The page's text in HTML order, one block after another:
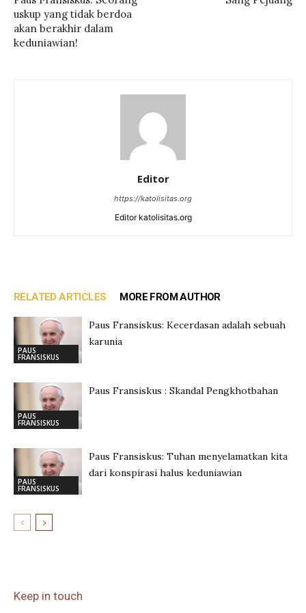
uskup yang tidak berdoa
akan berakhir dalam
keduniawian!
Editor
https://katolisitas.org
Editor katolisitas.org
RELATED ARTICLES MORE FROM AUTHOR
PAUS
FRANSISKUS
Paus Fransiskus: Kecerdasan adalah sebuah
karunia
PAUS
FRANSISKUS
Paus Fransiskus : Skandal Pengkhotbahan
PAUS
FRANSISKUS
Paus Fransiskus: Tuhan menyelamatkan kita
dari konspirasi halus keduniawian
Keep in touch